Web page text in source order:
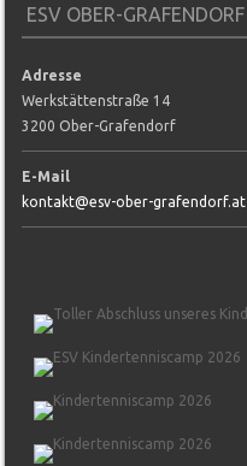
ESV OBER-GRAFENDORF
Adresse
Werkstättenstraße 14
3200 Ober-Grafendorf
E-Mail
kontakt@esv-ober-grafendorf.at